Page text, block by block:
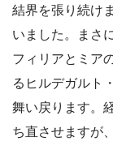
結界を張り続け
いました。まさ
フィリアとミア
るヒルデガルト
舞い戻ります。
ち直させますが